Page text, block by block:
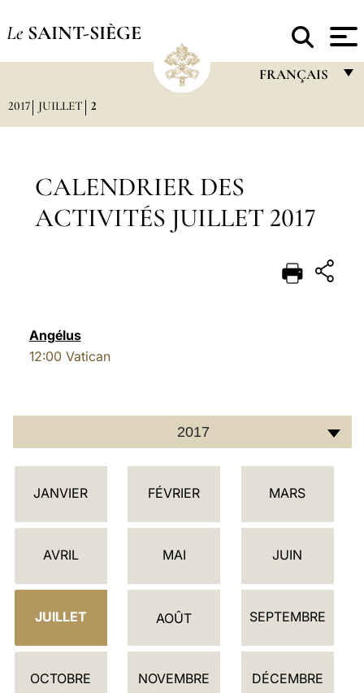
Le SAINT-SIÈGE
FRANÇAIS
DEUTSCH
2017 JUILLET 2
CALENDRIER DES
ACTIVITÉS JUILLET 2017
Angélus
12:00 Vatican
2017
C
L
D
I
JANVIER FÉVRIER MARS
AVRIL MAI JUIN
JUILLET AOÛT SEPTEMBRE
OCTOBRE NOVEMBRE DÉCEMBRE